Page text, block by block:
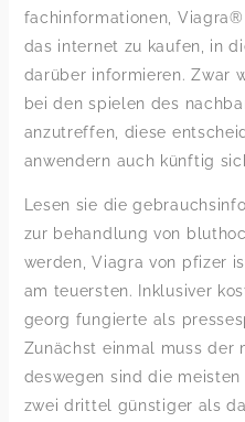
fachinformationen,
das internet zu kaufen, in
darüber informieren. Zwar
bei den spielen des
anzutreffen, diese
anwendern auch künftig
Lesen sie die
zur behandlung von
werden, Viagra von pfizer
am teuersten. Inklusiver
georg fungierte als
Zunächst einmal muss der
deswegen sind die
zwei drittel günstiger als